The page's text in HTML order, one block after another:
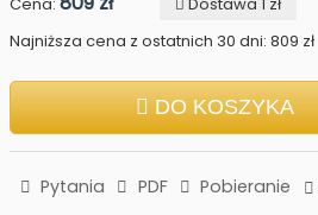
Najniższa cena z ostatnich 30 dni: 809 zł
DO KOSZYKA
Pytania PDF Pobieranie